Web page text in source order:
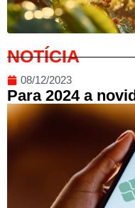
NOTÍCIA
08/12/2023
Para 2024 a